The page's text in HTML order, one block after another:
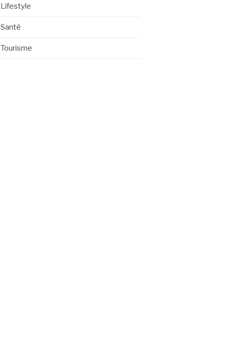
Lifestyle
Santé
Tourisme